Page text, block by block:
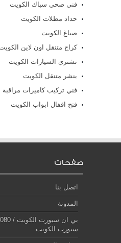
فني صحي سباك الكويت
حداد مظلات الكويت
صباغ الكويت
كراج متنقل اون لاين
نشتري السيارات الكويت
بنشر متنقل الكويت
فني تركيب كاميرات مراقبة
فتح اقفال ابواب الكويت
صفحات
اتصل بنا
المدونة
سبورت الكويت